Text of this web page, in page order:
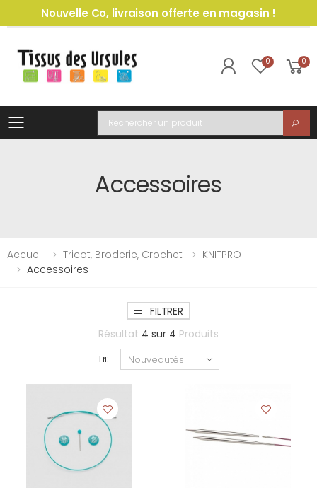
Nouvelle Co, livraison offerte en magasin !
0 0
Toggle mobile menu
Recherche
Accessoires
Accueil Tricot, Broderie, Crochet
KNITPRO
Accessoires
FILTRER
Résultat 4 sur 4 Produits
Tri: